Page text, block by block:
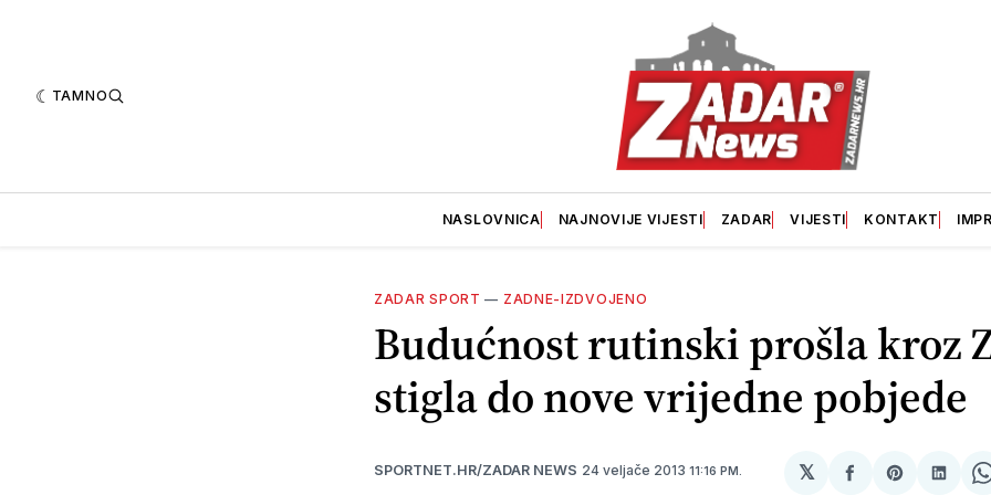
TAMNO
NASLOVNICA NAJNOVIJE VIJESTI ZADAR VIJESTI KONTAKT
ZADAR SPORT — ZADNE-IZDVOJENO
Budućnost rutinski prošla kroz
stigla do nove vrijedne pobjede
SPORTNET.HR/ZADAR NEWS 24 veljače 2013 11:16 PM. 𝕏
podijeliShare